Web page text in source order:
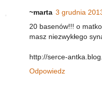
~marta 3 grudnia
20 basenów!!! o
masz niezwykłego
http://serce-
Odpowiedz